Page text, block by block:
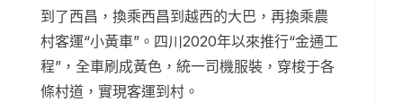
到了西昌，換乘西昌到越西的大巴，再換乘農
村客運“小黃車”。四川2020年以來推行“金通工
程”，全車刷成黃色，統一司機服裝，穿梭于各
條村道，實現客運到村。